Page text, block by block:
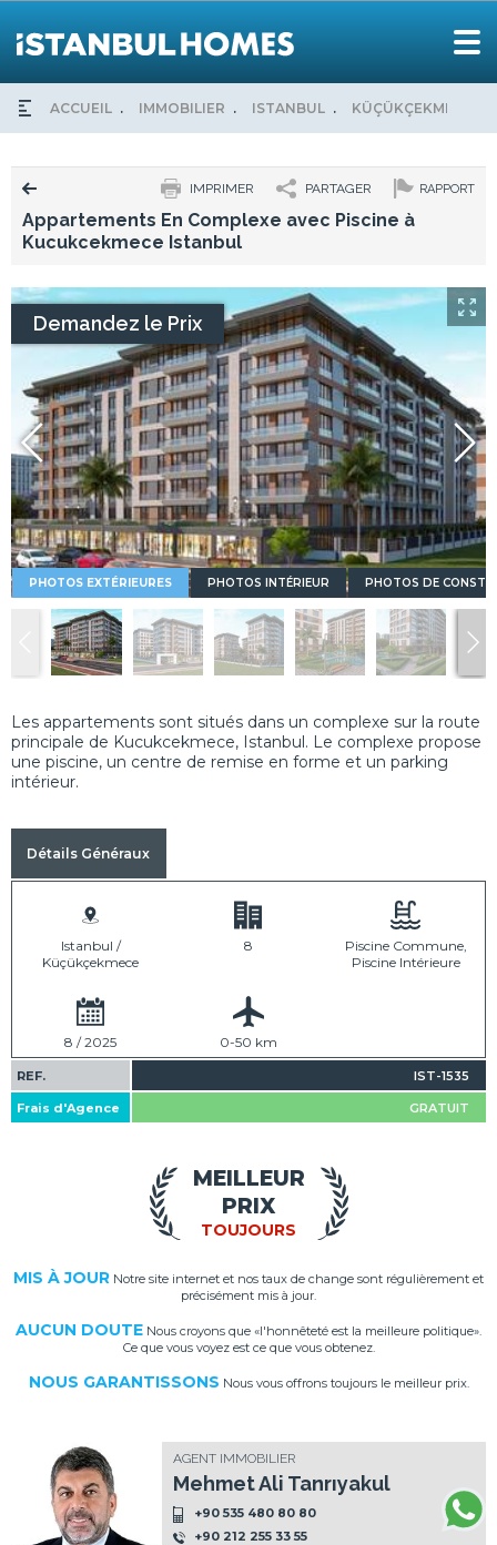
ACCUEIL IMMOBILIER ISTANBUL KÜÇÜKÇEKMECE
RAPPORT
PARTAGER
IMPRIMER
Appartements En Complexe avec Piscine à
Kucukcekmece Istanbul
Demandez le Prix
PHOTOS EXTÉRIEURES PHOTOS INTÉRIEUR PHOTOS DE
Les appartements sont situés dans un complexe sur la route
principale de Kucukcekmece, Istanbul. Le complexe propose
une piscine, un centre de remise en forme et un parking
intérieur.
Détails Généraux
Istanbul /
Küçükçekmece
8
Piscine Commune,
Piscine Intérieure
8 / 2025 0-50 km
REF. IST-1535
Frais d'Agence GRATUIT
TOUJOURS
MEILLEUR
PRIX
MIS À JOUR Notre site internet et nos taux de change sont régulièrement et
précisément mis à jour.
AUCUN DOUTE Nous croyons que «l'honnêteté est la meilleure politique».
Ce que vous voyez est ce que vous obtenez.
NOUS GARANTISSONS Nous vous offrons toujours le meilleur prix.
AGENT IMMOBILIER
Mehmet Ali Tanrıyakul
+90 535 480 80 80
+90 212 255 33 55